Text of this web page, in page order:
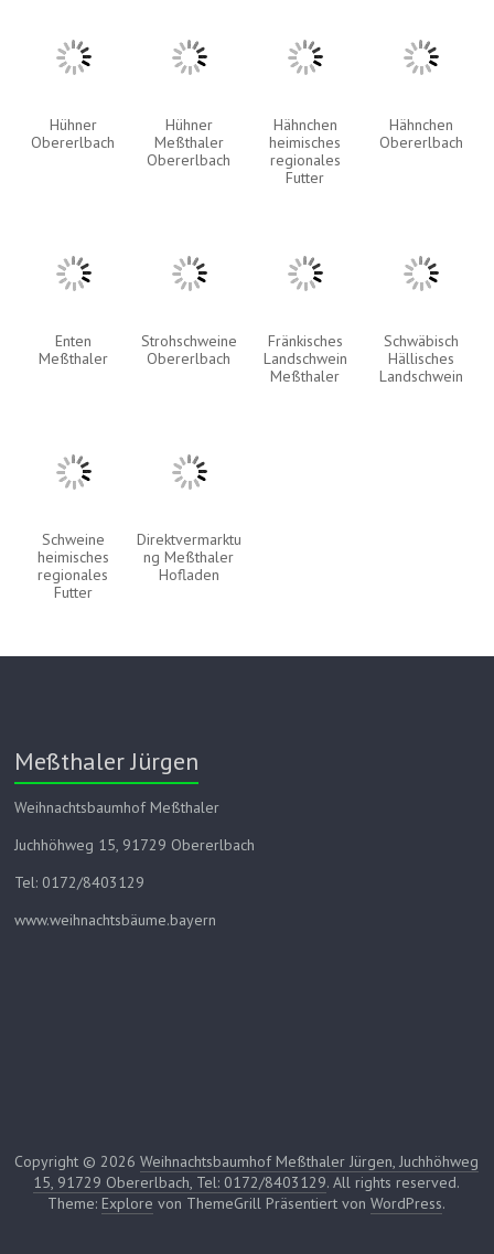
Hühner
Obererlbach
Hühner
Meßthaler
Obererlbach
Hähnchen
heimisches
regionales
Futter
Hähnchen
Obererlbach
Enten
Meßthaler
Strohschweine
Obererlbach
Fränkisches
Landschwein
Meßthaler
Schwäbisch
Hällisches
Landschwein
Schweine
heimisches
regionales
Futter
Direktvermarktu
ng Meßthaler
Hofladen
Meßthaler Jürgen
Weihnachtsbaumhof Meßthaler
Juchhöhweg 15, 91729 Obererlbach
Tel: 0172/8403129
www.weihnachtsbäume.bayern
Copyright © 2026Weihnachtsbaumhof Meßthaler Jürgen, Juchhöhweg
15, 91729 Obererlbach, Tel: 0172/8403129. All rights reserved.
Theme: Explore von ThemeGrill Präsentiert vonWordPress.